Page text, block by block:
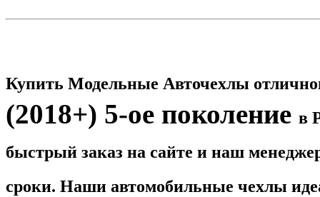
Купить Модельные Авточехлы
(2018+) 5-ое поколение в
быстрый заказ на сайте и наш
сроки. Наши автомобильные чехлы